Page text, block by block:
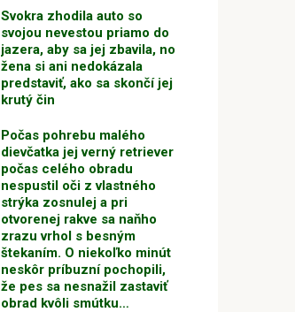
Svokra zhodila auto so
svojou nevestou priamo do
jazera, aby sa jej zbavila, no
žena si ani nedokázala
predstaviť, ako sa skončí jej
krutý čin
Počas pohrebu malého
dievčatka jej verný retriever
počas celého obradu
nespustil oči z vlastného
strýka zosnulej a pri
otvorenej rakve sa naňho
zrazu vrhol s besným
štekaním. O niekoľko minút
neskôr príbuzní pochopili,
že pes sa nesnažil zastaviť
obrad kvôli smútku…